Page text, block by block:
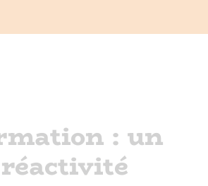
: un